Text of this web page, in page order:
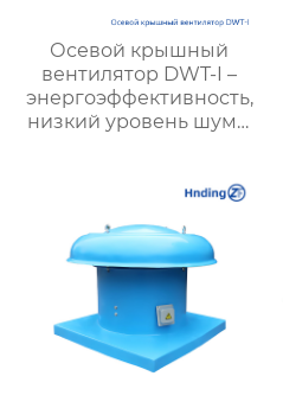
Осевой крышный
вентилятор DWT-I –
энергоэффективность,
низкий уровень шума,
взрывозащита